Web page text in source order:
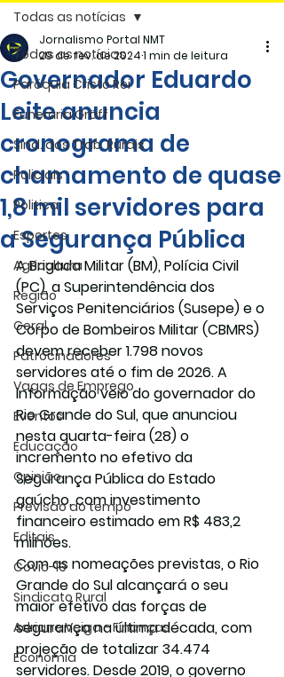
Todas as notícias
Paróquia Cristo Rei
Funerária Gräff
Sind. dos Trab. Rurais
Policiais
Politica
Esportes
Agricultura
Região
Geral
Patrocinadores
Vagas de Emprego
Eventos
Educação
Opinião
Previsão do tempo
Editais
Covic-19
Sindicato Rural
Adriane Veiga - Finanças
Economia
Todas as notícias
Governador Eduardo
Leite anuncia
cronograma de
chamamento de quase
1,8 mil servidores para
a Segurança Pública
Jornalismo Portal NMT
29 de fev. de 20241 min de leitura
A Brigada Militar (BM), Polícia Civil
(PC), a Superintendência dos
Serviços Penitenciários (Susepe) e o
Corpo de Bombeiros Militar (CBMRS)
devem receber 1.798 novos
servidores até o fim de 2026. A
informação veio do governador do
Rio Grande do Sul, que anunciou
nesta quarta-feira (28) o
incremento no efetivo da
Segurança Pública do Estado
gaúcho, com investimento
financeiro estimado em R$ 483,2
milhões.
Com as nomeações previstas, o Rio
Grande do Sul alcançará o seu
maior efetivo das forças de
segurança na última década, com
projeção de totalizar 34.474
servidores. Desde 2019, o governo